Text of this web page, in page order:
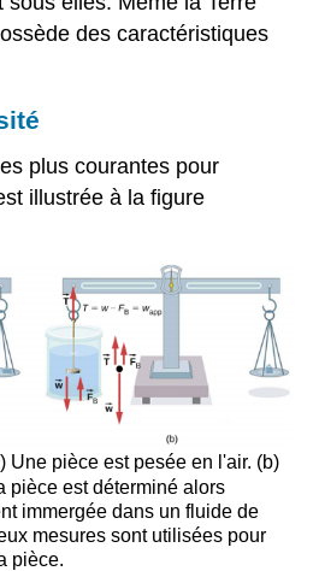
des caractéristiques
plus courantes pour
illustrée à la figure
Une pièce est pesée en l'air. (b)
pièce est déterminé alors
immergée dans un fluide de
mesures sont utilisées pour
pièce.